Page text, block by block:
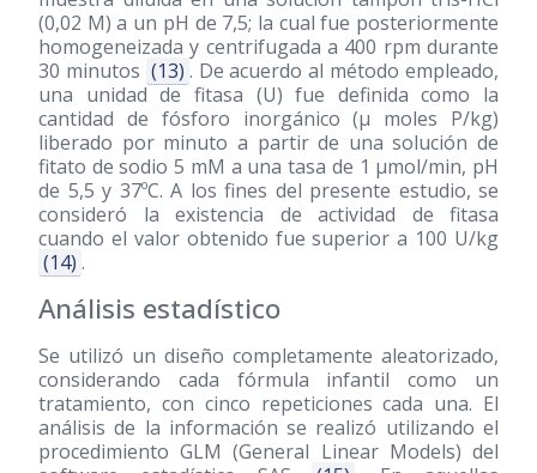
(0,02 M) a un pH de 7,5; la cual fue posteriormente
homogeneizada y centrifugada a 400 rpm durante
30 minutos (13) . De acuerdo al método empleado,
una unidad de fitasa (U) fue definida como la
cantidad de fósforo inorgánico (μ moles P/kg)
liberado por minuto a partir de una solución de
fitato de sodio 5 mM a una tasa de 1 μmol/min, pH
de 5,5 y 37ºC. A los fines del presente estudio, se
consideró la existencia de actividad de fitasa
cuando el valor obtenido fue superior a 100 U/kg
(14) .
Análisis estadístico
Se utilizó un diseño completamente aleatorizado,
considerando cada fórmula infantil como un
tratamiento, con cinco repeticiones cada una. El
análisis de la información se realizó utilizando el
procedimiento GLM (General Linear Models) del